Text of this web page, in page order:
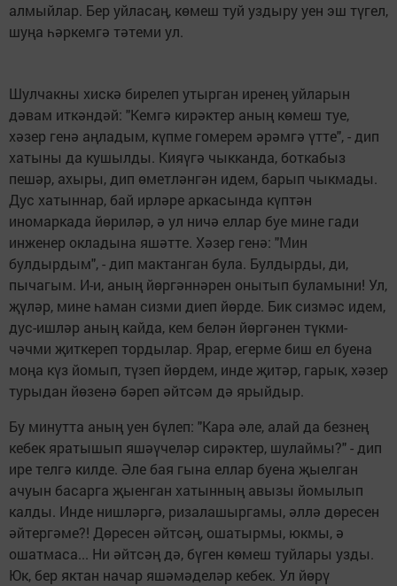
алмыйлар. Бер уйласаң, көмеш туй уздыру уен эш түгел,
шуңа һәркемгә тәтеми ул.
Шулчакны хискә бирелеп утырган иренең уйларын
дәвам иткәндәй: "Кемгә кирәктер аның көмеш туе,
хәзер генә аңладым, күпме гомерем әрәмгә үтте", - дип
хатыны да кушылды. Кияүгә чыкканда, боткабыз
пешәр, ахыры, дип өметләнгән идем, барып чыкмады.
Дус хатыннар, бай ирләре аркасында күптән
иномаркада йөриләр, ә ул ничә еллар буе мине гади
инженер окладына яшәтте. Хәзер генә: "Мин
булдырдым", - дип мактанган була. Булдырды, ди,
пычагым. И-и, аның йөргәннәрен онытып буламыни! Ул,
җүләр, мине һаман сизми диеп йөрде. Бик сизмәс идем,
дус-ишләр аның кайда, кем белән йөргәнен түкми-
чәчми җиткереп тордылар. Ярар, егерме биш ел буена
моңа күз йомып, түзеп йөрдем, инде җитәр, гарык, хәзер
турыдан йөзенә бәреп әйтсәм дә ярыйдыр.
Бу минутта аның уен бүлеп: "Кара әле, алай да безнең
кебек яратышып яшәүчеләр сирәктер, шулаймы?" - дип
ире телгә килде. Әле бая гына еллар буена җыелган
ачуын басарга җыенган хатынның авызы йомылып
калды. Инде нишләргә, ризалашыргамы, әллә дөресен
әйтергәме?! Дөресен әйтсәң, ошатырмы, юкмы, ә
ошатмаса... Ни әйтсәң дә, бүген көмеш туйлары узды.
Юк, бер яктан начар яшәмәделәр кебек. Ул йөрү